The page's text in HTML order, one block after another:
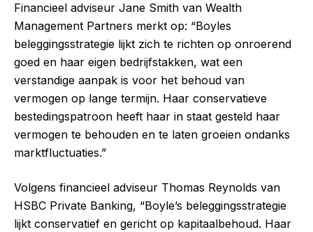
Financieel adviseur Jane Smith van Wealth
Management Partners merkt op: “Boyles
beleggingsstrategie lijkt zich te richten op onroerend
goed en haar eigen bedrijfstakken, wat een
verstandige aanpak is voor het behoud van
vermogen op lange termijn. Haar conservatieve
bestedingspatroon heeft haar in staat gesteld haar
vermogen te behouden en te laten groeien ondanks
marktfluctuaties.”
Volgens financieel adviseur Thomas Reynolds van
HSBC Private Banking, “Boyle’s beleggingsstrategie
lijkt conservatief en gericht op kapitaalbehoud. Haar